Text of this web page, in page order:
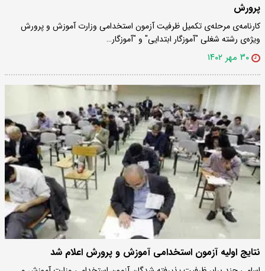
پرورش
کارنامه‌ی مرحله‌ی تکمیل ظرفیت آزمون استخدامی وزارت آموزش و پرورش
ویژه‌ی رشته شغلی "آموزگار ابتدایی" و "آموزگار…
۳۰ مهر ۱۴۰۲
نتایج اولیه آزمون استخدامی آموزش و پرورش اعلام شد